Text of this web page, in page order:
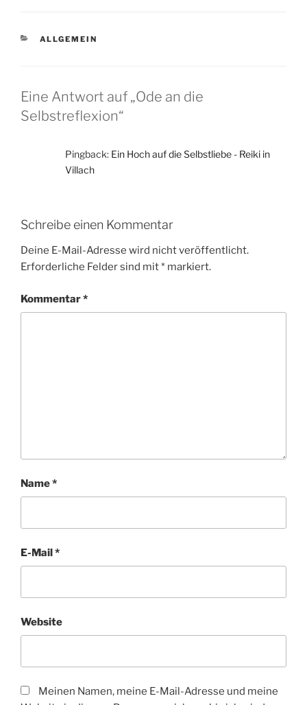
KATEGORIEN
ALLGEMEIN
Eine Antwort auf „Ode an die
Selbstreflexion“
Pingback: Ein Hoch auf die Selbstliebe - Reiki in
Villach
Schreibe einen Kommentar
Deine E-Mail-Adresse wird nicht veröffentlicht.
Erforderliche Felder sind mit* markiert.
Kommentar*
Name*
E-Mail*
Website
Meinen Namen, meine E-Mail-Adresse und meine